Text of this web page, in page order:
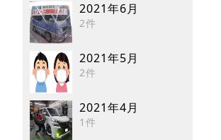
2021年6月
2件
2021年5月
2件
2021年4月
1件